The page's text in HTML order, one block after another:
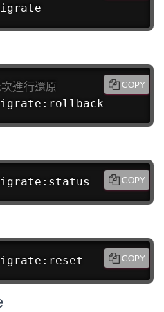
進行還原
COPY
COPY
COPY